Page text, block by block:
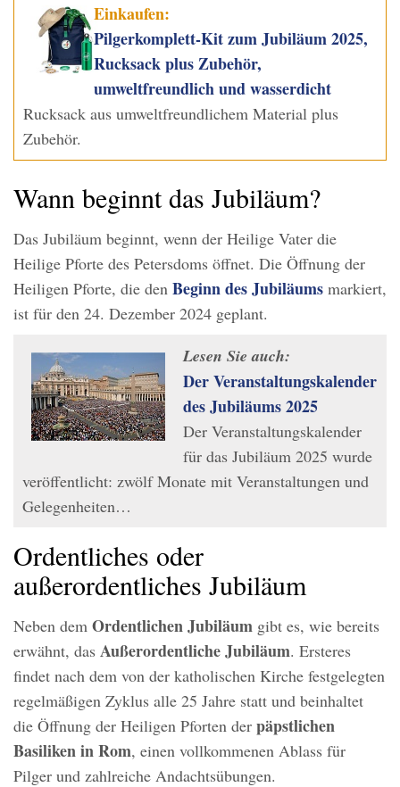
Einkaufen:
Pilgerkomplett-Kit zum Jubiläum 2025,
Rucksack plus Zubehör,
umweltfreundlich und wasserdicht
Rucksack aus umweltfreundlichem Material plus
Zubehör.
Wann beginnt das Jubiläum?
Das Jubiläum beginnt, wenn der Heilige Vater die
Heilige Pforte des Petersdoms öffnet. Die Öffnung der
Heiligen Pforte, die den Beginn des Jubiläums markiert,
ist für den 24. Dezember 2024 geplant.
Lesen Sie auch:
Der Veranstaltungskalender
des Jubiläums 2025
Der Veranstaltungskalender
für das Jubiläum 2025 wurde
veröffentlicht: zwölf Monate mit Veranstaltungen und
Gelegenheiten…
Ordentliches oder
außerordentliches Jubiläum
Neben dem Ordentlichen Jubiläum gibt es, wie bereits
erwähnt, das Außerordentliche Jubiläum. Ersteres
findet nach dem von der katholischen Kirche festgelegten
regelmäßigen Zyklus alle 25 Jahre statt und beinhaltet
die Öffnung der Heiligen Pforten der päpstlichen
Basiliken in Rom, einen vollkommenen Ablass für
Pilger und zahlreiche Andachtsübungen.